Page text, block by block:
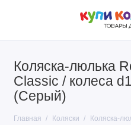
Коляска-люлька
Classic / колеса
(Серый)
Главная Коляски Коляска-